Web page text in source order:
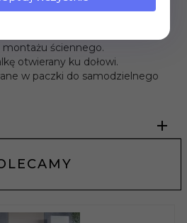
drzwiczki oraz szuflady na
ściennego.
otwierany ku dołowi.
w paczki do samodzielnego